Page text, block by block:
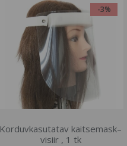
-3%
Korduvkasutatav kaitsemask–
visiir , 1 tk